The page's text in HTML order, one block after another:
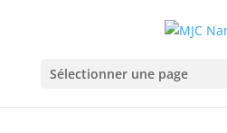
Sélectionner une page